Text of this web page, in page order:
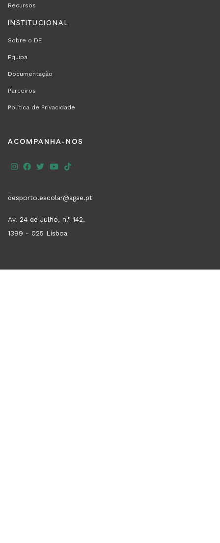
Recursos
INSTITUCIONAL
Sobre o DE
Equipa
Documentação
Parceiros
Política de Privacidade
REGION
FOOTER
ACOMPANHA-NOS
desporto.escolar@agse.pt
Av. 24 de Julho, n.º 142,
1399 - 025 Lisboa